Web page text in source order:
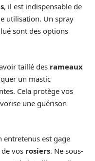
, il est indispensable de
utilisation. Un spray
sont des options
taillé des rameaux
un mastic
Cela protège vos
une guérison
entretenus est gage
vos rosiers. Ne sous-